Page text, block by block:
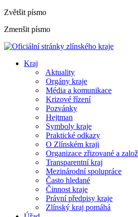
Zvětšit písmo
Zmenšit písmo
Kraj
Aktuality
Orgány kraje
Média a komunikace
Krizové řízení
Pozvánky
Hejtman
Symboly kraje
Praktické odkazy
O Zlínském kraji
Organizace zřizované a
Transparentní kraj
Mezinárodní spolupráce
Často hledané
Činnost kraje
Právní předpisy kraje
Zlínský kraj pomáhá